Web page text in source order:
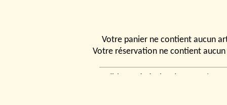
Votre panier ne contient aucun
Votre réservation ne contient